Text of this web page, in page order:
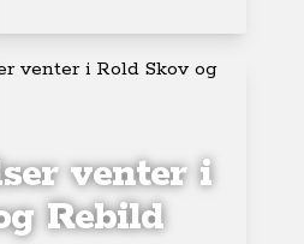
venter i
Rebild